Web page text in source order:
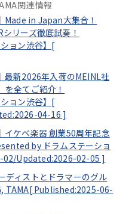
関連情報
Made in Japan大集合！
リーズ徹底試奏！
ョン渋谷】[
最新2026年入荷のMEINL社
全てご紹介！
ョン渋谷】[
04-16 ]
イケベ楽器 創業50周年記念
by ドラムステーショ
02/Updated:2026-02-05 ]
ディストとドラマーのグル
TAMA[ Published:2025-06-